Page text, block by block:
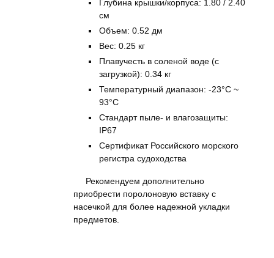
Глубина крышки/корпуса: 1.80 / 2.40
см
Объем: 0.52 дм
Вес: 0.25 кг
Плавучесть в соленой воде (с
загрузкой): 0.34 кг
Температурный диапазон: -23°C ~
93°C
Стандарт пыле- и влагозащиты:
IP67
Сертификат Российского морского
регистра судоходства
Рекомендуем дополнительно
приобрести поролоновую вставку с
насечкой для более надежной укладки
предметов.